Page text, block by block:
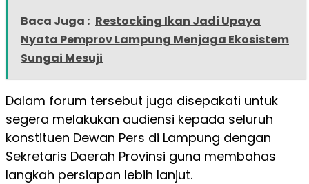
Baca Juga : Restocking Ikan Jadi Upaya
Nyata Pemprov Lampung Menjaga Ekosistem
Sungai Mesuji
Dalam forum tersebut juga disepakati untuk
segera melakukan audiensi kepada seluruh
konstituen Dewan Pers di Lampung dengan
Sekretaris Daerah Provinsi guna membahas
langkah persiapan lebih lanjut.